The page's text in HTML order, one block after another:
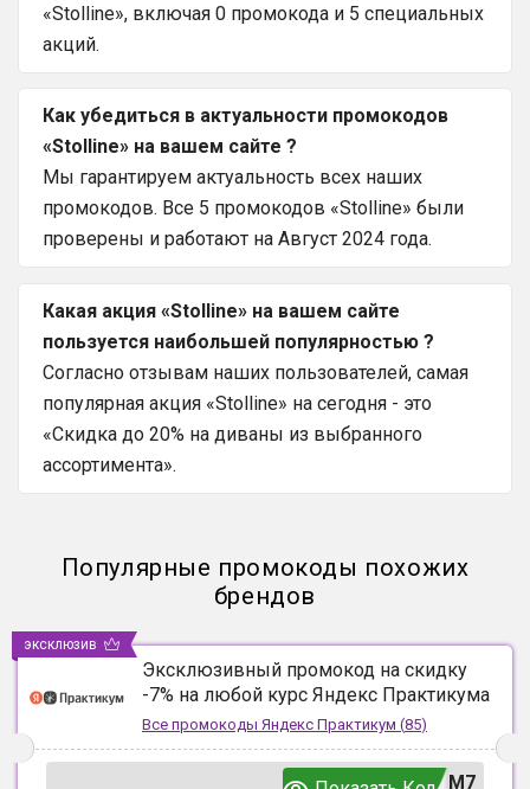
«Stolline», включая 0 промокода и 5 специальных
акций.
Как убедиться в актуальности промокодов
«Stolline» на вашем сайте ?
Мы гарантируем актуальность всех наших
промокодов. Все 5 промокодов «Stolline» были
проверены и работают на Август 2024 года.
Какая акция «Stolline» на вашем сайте
пользуется наибольшей популярностью ?
Согласно отзывам наших пользователей, самая
популярная акция «Stolline» на сегодня - это
«Скидка до 20% на диваны из выбранного
ассортимента».
Популярные промокоды похожих
брендов
Эксклюзивный промокод на скидку
-7% на любой курс Яндекс Практикума
Все промокоды Яндекс Практикум (85)
UM7
эксклюзив